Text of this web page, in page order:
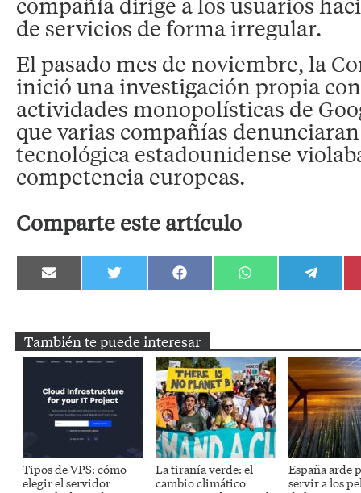
de servicios de forma irregular.
El pasado mes de noviembre, la
inició una investigación propia
actividades monopolísticas de
que varias compañías
tecnológica estadounidense
competencia europeas.
Comparte este artículo
Compartir
en
Compartir
en
Compartir
en
Compartir
en
Compartir
en
También te puede interesar
Tipos de VPS: cómo
elegir el servidor
La tiranía verde: el
cambio climático
España arde
servir a los